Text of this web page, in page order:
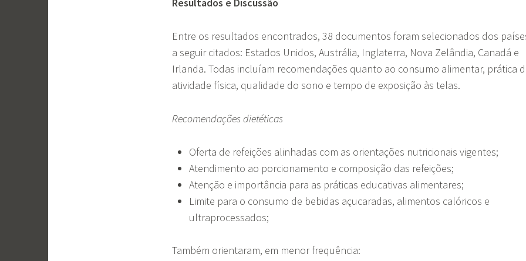
Resultados e Discussão
Entre os resultados encontrados, 38 documentos foram selecionados dos
a seguir citados: Estados Unidos, Austrália, Inglaterra, Nova Zelândia, Canadá e
Irlanda. Todas incluíam recomendações quanto ao consumo alimentar, prática
atividade física, qualidade do sono e tempo de exposição às telas.
Recomendações dietéticas
Oferta de refeições alinhadas com as orientações nutricionais vigentes;
Atendimento ao porcionamento e composição das refeições;
Atenção e importância para as práticas educativas alimentares;
Limite para o consumo de bebidas açucaradas, alimentos calóricos e
ultraprocessados;
Também orientaram, em menor frequência: